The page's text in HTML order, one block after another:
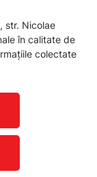
str. Nicolae
în calitate de
colectate